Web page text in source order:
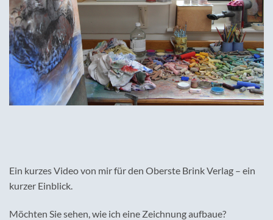
Ein kurzes Video von mir für den Oberste Brink Verlag – ein
kurzer Einblick.
Möchten Sie sehen, wie ich eine Zeichnung aufbaue?